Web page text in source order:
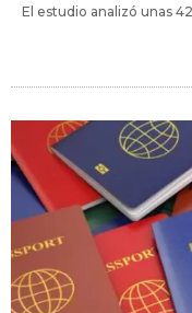
El estudio analizó unas